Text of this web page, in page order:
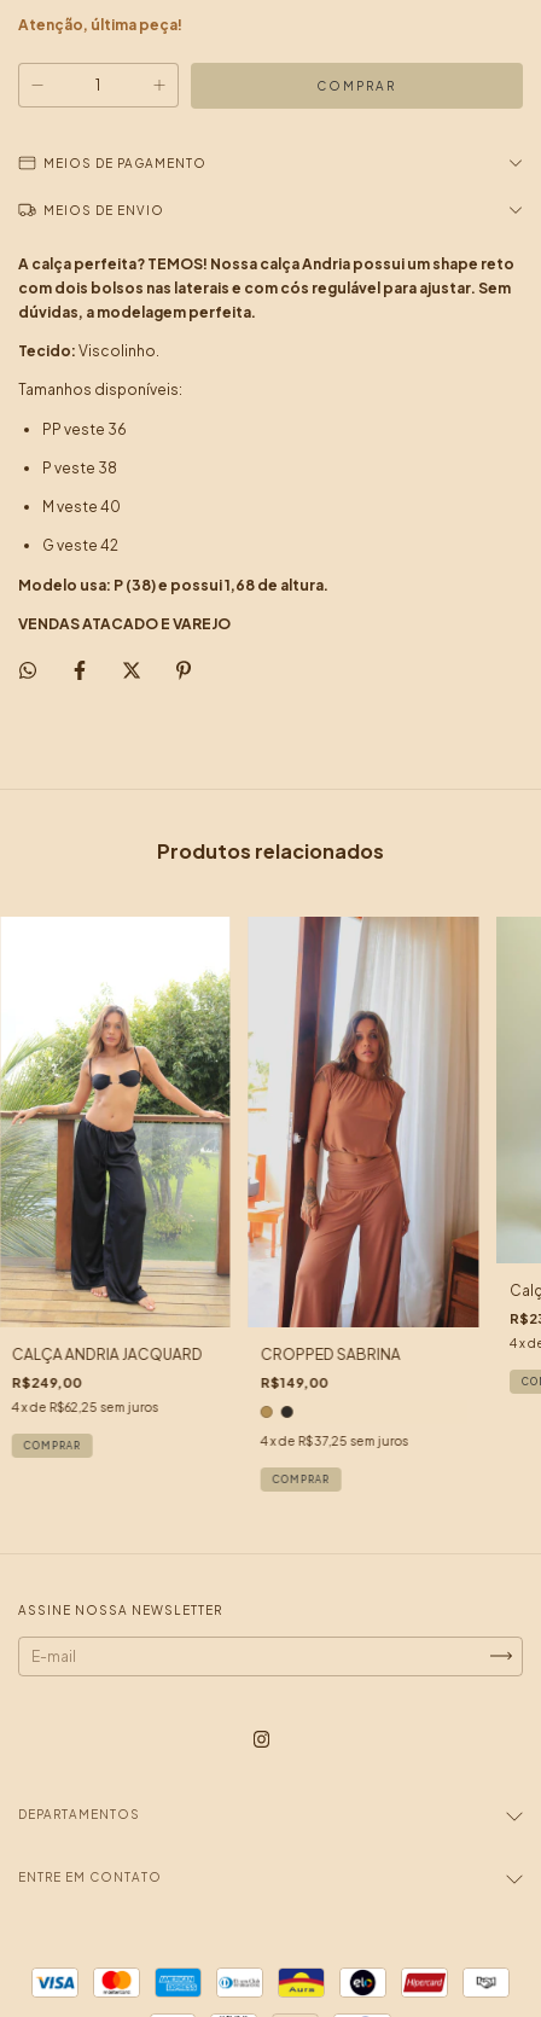
Atenção, última peça!
MEIOS DE PAGAMENTO
MEIOS DE ENVIO
A calça perfeita? TEMOS! Nossa calça Andria possui um shape reto
com dois bolsos nas laterais e com cós regulável para ajustar. Sem
dúvidas, a modelagem perfeita.
Tecido: Viscolinho.
Tamanhos disponíveis:
PP veste 36
P veste 38
M veste 40
G veste 42
Modelo usa: P (38) e possui 1,68 de altura.
VENDAS ATACADO E VAREJO
Produtos relacionados
CALÇA ANDRIA JACQUARD
R$249,00
4x de R$62,25 sem juros
COMPRAR
CROPPED SABRINA
R$149,00
4x de R$37,25 sem juros
COMPRAR
4 x
ASSINE NOSSA NEWSLETTER
DEPARTAMENTOS
ENTRE EM CONTATO